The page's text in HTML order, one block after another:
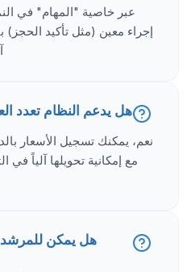
عبر خاصية "المهام" في
إجراء معين (مثل تأكيد
هل يدعم النظام تعدد
نعم، يمكنك تسجيل الأسعار
مع إمكانية تحويلها آلياً في
هل يمكن